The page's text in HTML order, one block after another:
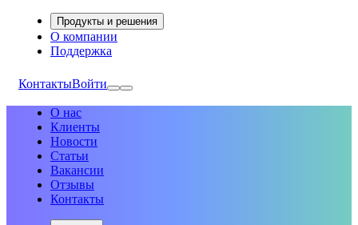
Продукты и решения
О компании
Поддержка
КонтактыВойти
О нас
Клиенты
Новости
Статьи
Вакансии
Отзывы
Контакты